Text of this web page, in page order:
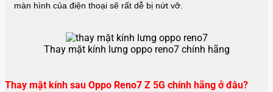
màn hình của điện thoại sẽ rất dễ bị nứt vỡ.
Thay mặt kính lưng oppo reno7 chính hãng
Thay mặt kính sau Oppo Reno7 Z 5G chính hãng ở đâu?